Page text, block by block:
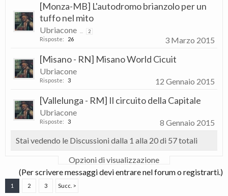
[Monza-MB] L'autodromo brianzolo per un
tuffo nel mito
Ubriacone 2
Risposte: 26 3 Marzo 2015
[Misano - RN] Misano World Cicuit
Ubriacone
Risposte: 3 12 Gennaio 2015
[Vallelunga - RM] Il circuito della Capitale
Ubriacone
Risposte: 3
8 Gennaio 2015
Stai vedendo le Discussioni dalla 1 alla 20 di 57 totali
Opzioni di visualizzazione
(Per scrivere messaggi devi entrare nel forum o registrarti.)
1 2 3 Succ. >